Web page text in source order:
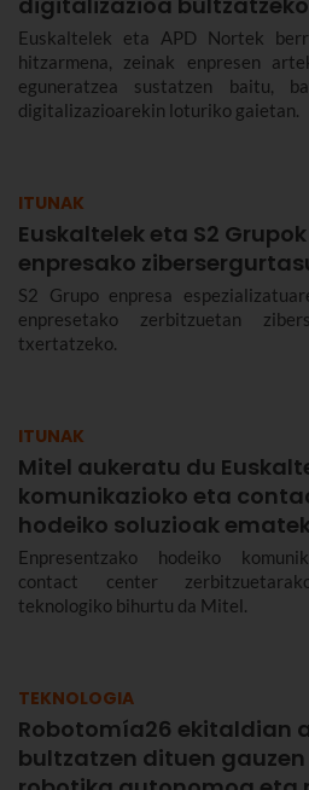
Euskaltelek eta APD Nortek
hitzarmena, zeinak enpresen
eguneratzea sustatzen baitu,
digitalizazioarekin loturiko gaietan.
ITUNAK
Euskaltelek eta S2
enpresako
S2 Grupo enpresa
enpresetako zerbitzuetan
txertatzeko.
ITUNAK
Mitel aukeratu du
komunikazioko eta
hodeiko soluzioak
Enpresentzako hodeiko
contact center
teknologiko bihurtu da Mitel.
TEKNOLOGIA
Robotomía26 ekitaldian
bultzatzen dituen